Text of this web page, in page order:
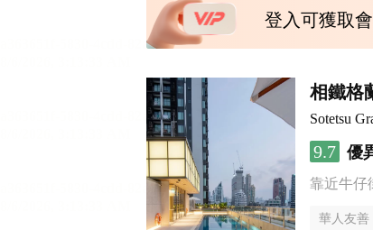
登入可獲取
相鐵格
Sotetsu
9.7 優
靠近牛仔
華人友善